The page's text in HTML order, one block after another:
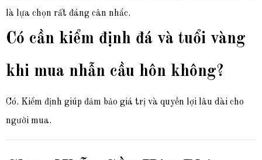
là lựa chọn rất đáng cân nhắc.
Có cần kiểm định đá và tuổi vàng
khi mua nhẫn cầu hôn không?
Có. Kiểm định giúp đảm bảo giá trị và quyền lợi lâu dài cho
người mua.